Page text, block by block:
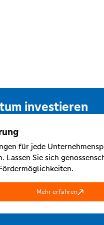
investieren
für jede
Lassen Sie sich
Mehr erfahren